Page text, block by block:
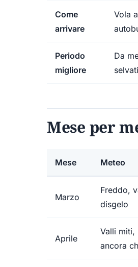
Come
arrivare
Vola
Periodo
migliore
Da
Mese per
Mese Meteo
Marzo
Freddo,
disgelo
Aprile
Valli miti,
ancora